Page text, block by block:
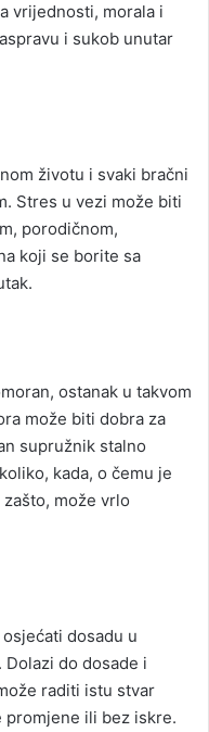
vrijednosti, morala i
i sukob unutar
životu i svaki bračni
Stres u vezi može biti
porodičnom,
koji se borite sa
ostanak u takvom
može biti dobra za
supružnik stalno
kada, o čemu je
može vrlo
dosadu u
do dosade i
raditi istu stvar
promjene ili bez iskre.